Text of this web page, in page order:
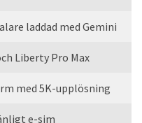
laddad med Gemini
Liberty Pro Max
med 5K-upplösning
e-sim